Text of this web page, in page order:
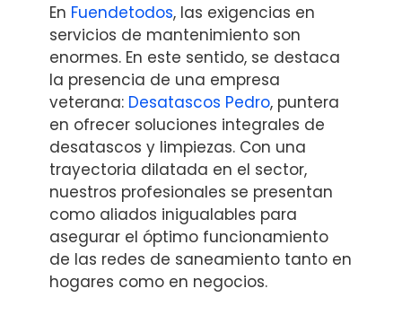
En Fuendetodos, las exigencias en
servicios de mantenimiento son
enormes. En este sentido, se destaca
la presencia de una empresa
veterana: Desatascos Pedro, puntera
en ofrecer soluciones integrales de
desatascos y limpiezas. Con una
trayectoria dilatada en el sector,
nuestros profesionales se presentan
como aliados inigualables para
asegurar el óptimo funcionamiento
de las redes de saneamiento tanto en
hogares como en negocios.